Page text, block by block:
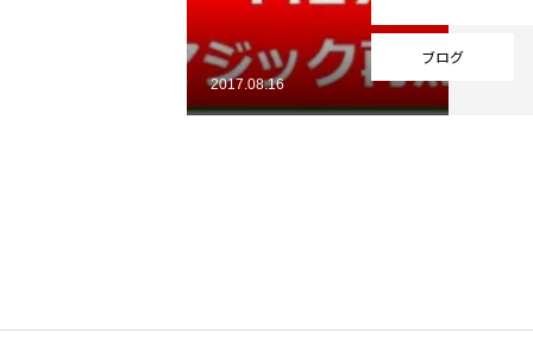
Online Store
ブログ
2017.08.16